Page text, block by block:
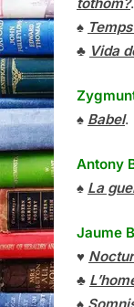
♠
♣ Vida
♠ Babel.
Antony
♠ La
Jaume
♥
♣
♠